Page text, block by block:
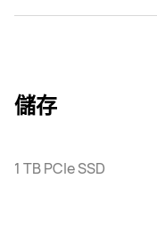
儲存
1 TB PCIe SSD